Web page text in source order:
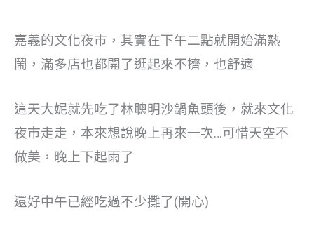
嘉義的文化夜市，其實在下午二點就開始滿熱
鬧，滿多店也都開了逛起來不擠，也舒適
這天大妮就先吃了林聰明沙鍋魚頭後，就來文化
夜市走走，本來想說晚上再來一次…可惜天空不
做美，晚上下起雨了
還好中午已經吃過不少攤了(開心)